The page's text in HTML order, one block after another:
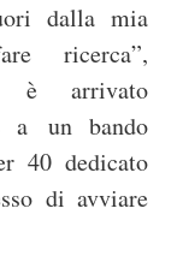
dalla mia
ricerca”,
è arrivato
a un bando
40 dedicato
di avviare